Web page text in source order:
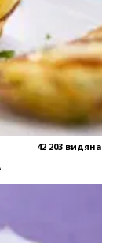
42 203 видяна